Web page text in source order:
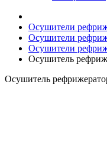
Осушители
Осушители
Осушители
Осушитель
Осушитель